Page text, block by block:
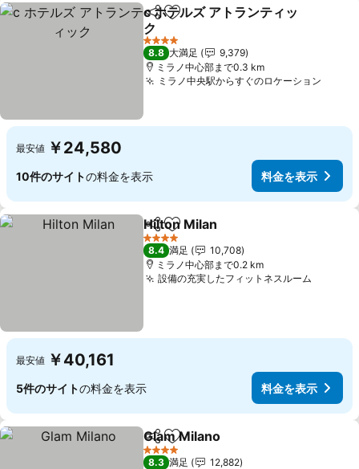
シェアお気に入りに追加
c ホテルズ アトランティッ
ク
料金を表示
4 ホテルのランク
8.8 大満足
9,379
ミラノ中心部まで0.3 km
ミラノ中央駅からすぐのロケーション
最安値 ￥24,580
10件のサイトの料金を表示 料金を表示
シェアお気に入りに追加
Hilton Milan
4 ホテルのランク
8.4 満足
10,708
ミラノ中心部まで0.2 km
設備の充実したフィットネスルーム
最安値 ￥40,161
5件のサイトの料金を表示 料金を表示
シェアお気に入りに追加
Glam Milano
4 ホテルのランク
8.3 満足
12,882